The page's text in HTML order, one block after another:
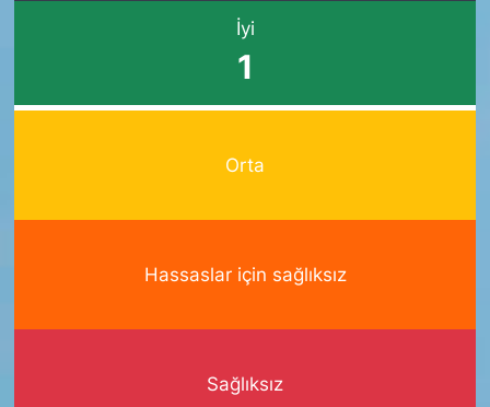
İyi
1
Orta
Hassaslar için sağlıksız
Sağlıksız